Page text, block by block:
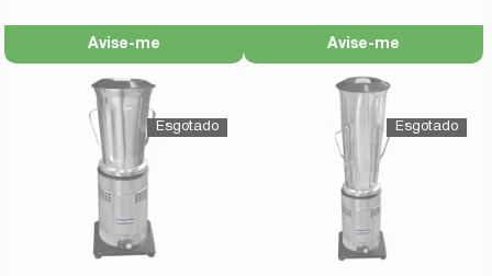
Avise-me Avise-me